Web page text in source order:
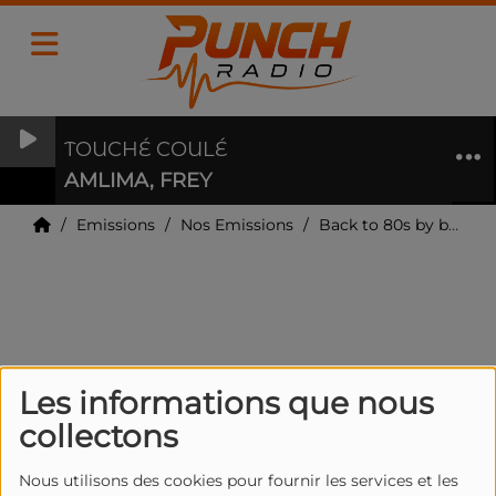
Les informations que nous
collectons
Nous utilisons des cookies pour fournir les services et les
TOUCHÉ COULÉ
AMLIMA, FREY
Emissions Nos Emissions Back to 80s by belle boutique - belle boutique paris